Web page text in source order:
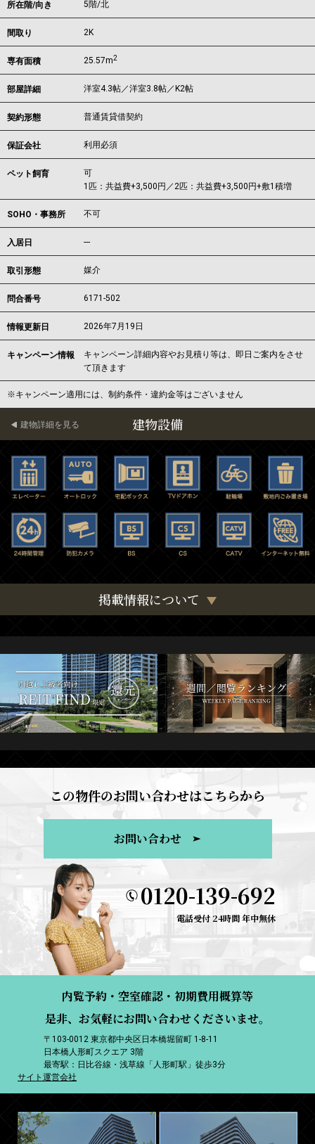
所在階/向き 5階/北
間取り 2K
専有面積 25.57m2
部屋詳細 洋室4.3帖／洋室3.8帖／K2帖
契約形態 普通賃貸借契約
保証会社 利用必須
ペット飼育
可
1匹：共益費+3,500円／2匹：共益費+3,500円+敷1積増
SOHO・事務所 不可
入居日 ---
取引形態 媒介
問合番号 6171-502
情報更新日 2026年7月19日
キャンペーン情報
キャンペーン詳細内容やお見積り等は、即日ご案内をさせ
て頂きます
※キャンペーン適用には、制約条件・違約金等はございません
建物設備
建物詳細を見る
掲載情報について
この物件のお問い合わせはこちらから
お問い合わせ
0120-139-692
電話受付 24時間 年中無休
内覧予約・空室確認・初期費用概算等
是非、お気軽にお問い合わせくださいませ。
〒103-0012 東京都中央区日本橋堀留町 1-8-11
日本橋人形町スクエア 3階
最寄駅：日比谷線・浅草線「人形町駅」徒歩3分
サイト運営会社